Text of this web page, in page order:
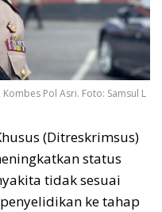
Pol Asri. Foto: Samsul L
(Ditreskrimsus)
status
tidak sesuai
ke tahap